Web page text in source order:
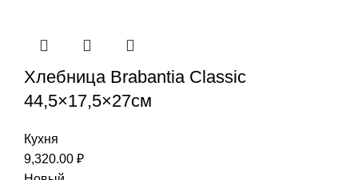
Хлебница Brabantia Classic
44,5×17,5×27см
Кухня
9,320.00 ₽